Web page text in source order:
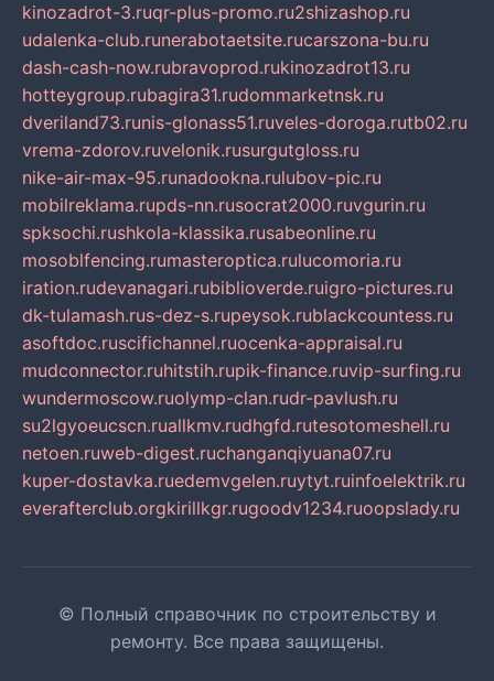
kinozadrot-3.ruqr-plus-promo.ru2shizashop.ru
udalenka-club.runerabotaetsite.rucarszona-bu.ru
dash-cash-now.rubravoprod.rukinozadrot13.ru
hotteygroup.rubagira31.rudommarketnsk.ru
dveriland73.runis-glonass51.ruveles-doroga.rutb02.ru
vrema-zdorov.ruvelonik.rusurgutgloss.ru
nike-air-max-95.runadookna.rulubov-pic.ru
mobilreklama.rupds-nn.rusocrat2000.ruvgurin.ru
spksochi.rushkola-klassika.rusabeonline.ru
mosoblfencing.rumasteroptica.rulucomoria.ru
iration.rudevanagari.rubiblioverde.ruigro-pictures.ru
dk-tulamash.rus-dez-s.rupeysok.rublackcountess.ru
asoftdoc.ruscifichannel.ruocenka-appraisal.ru
mudconnector.ruhitstih.rupik-finance.ruvip-surfing.ru
wundermoscow.ruolymp-clan.rudr-pavlush.ru
su2lgyoeucscn.ruallkmv.rudhgfd.rutesotomeshell.ru
netoen.ruweb-digest.ruchanganqiyuana07.ru
kuper-dostavka.ruedemvgelen.ruytyt.ruinfoelektrik.ru
everafterclub.orgkirillkgr.rugoodv1234.ruoopslady.ru
© Полный справочник по строительству и
ремонту. Все права защищены.